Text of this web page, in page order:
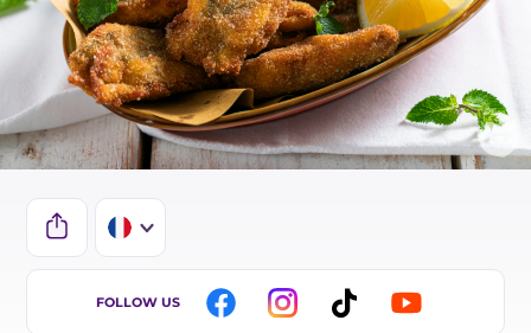
IT
FOLLOW US